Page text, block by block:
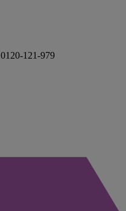
0120-121-979